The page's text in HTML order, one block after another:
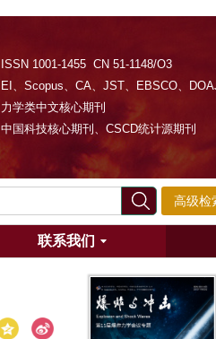
ISSN 1001-1455 CN 51-1148/O3
EI、Scopus、CA、JST、EBSCO、
力学类中文核心期刊
中国科技核心期刊、CSCD统计源期刊
高级检
联系我们